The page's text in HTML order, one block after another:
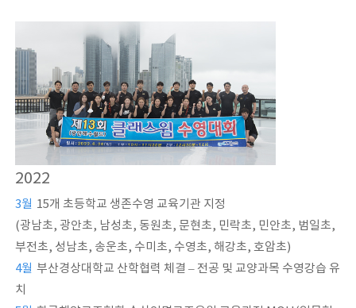
2022
3월 15개 초등학교 생존수영 교육기관 지정
(광남초, 광안초, 남성초, 동원초, 문현초, 민락초, 민안초, 범일초,
부전초, 성남초, 송운초, 수미초, 수영초, 해강초, 호암초)
4월 부산경상대학교 산학협력 체결 – 전공 및 교양과목 수영강습 유
치